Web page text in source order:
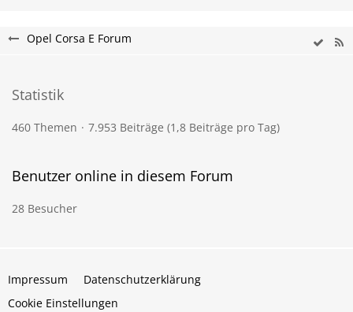
Opel Corsa E Forum
Statistik
460 Themen 7.953 Beiträge (1,8 Beiträge pro Tag)
Benutzer online in diesem Forum
28 Besucher
Impressum
Datenschutzerklärung
Cookie Einstellungen